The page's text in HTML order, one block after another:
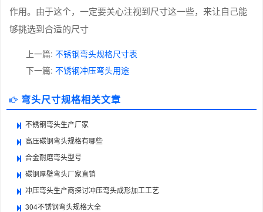
作用。由于这个，一定要关心注视到尺寸这一些，来让自己能
够挑选到合适的尺寸
上一篇: 不锈钢弯头规格尺寸表
下一篇: 不锈钢冲压弯头用途
弯头尺寸规格相关文章
不锈钢弯头生产厂家
高压碳钢弯头规格有哪些
合金耐磨弯头型号
碳钢厚壁弯头厂家直销
冲压弯头生产商探讨冲压弯头成形加工工艺
304不锈钢弯头规格大全